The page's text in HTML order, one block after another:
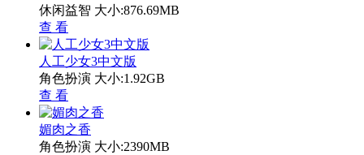
休闲益智 大小:876.69MB
查 看
人工少女3中文版
角色扮演 大小:1.92GB
查 看
媚肉之香
角色扮演 大小:2390MB